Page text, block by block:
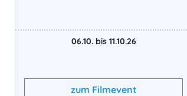
06.10. bis 11.10.26
zum Filmevent